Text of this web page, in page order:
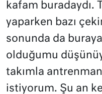
kafam buradaydı.
yaparken bazı
sonunda da
olduğumu
takımla
istiyorum. Şu an